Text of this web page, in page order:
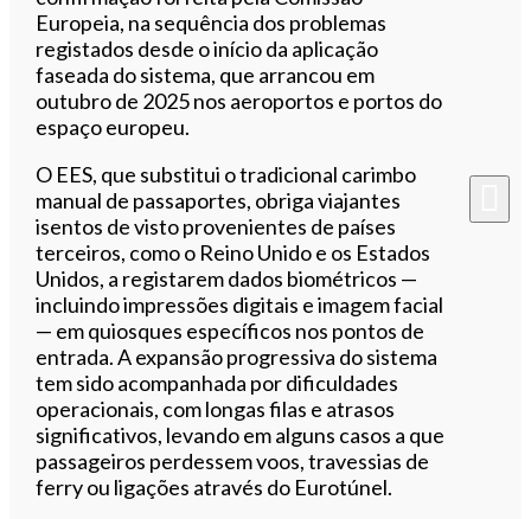
Europeia, na sequência dos problemas
registados desde o início da aplicação
faseada do sistema, que arrancou em
outubro de 2025 nos aeroportos e portos do
espaço europeu.
O EES, que substitui o tradicional carimbo
manual de passaportes, obriga viajantes
isentos de visto provenientes de países
terceiros, como o Reino Unido e os Estados
Unidos, a registarem dados biométricos —
incluindo impressões digitais e imagem facial
— em quiosques específicos nos pontos de
entrada. A expansão progressiva do sistema
tem sido acompanhada por dificuldades
operacionais, com longas filas e atrasos
significativos, levando em alguns casos a que
passageiros perdessem voos, travessias de
ferry ou ligações através do Eurotúnel.